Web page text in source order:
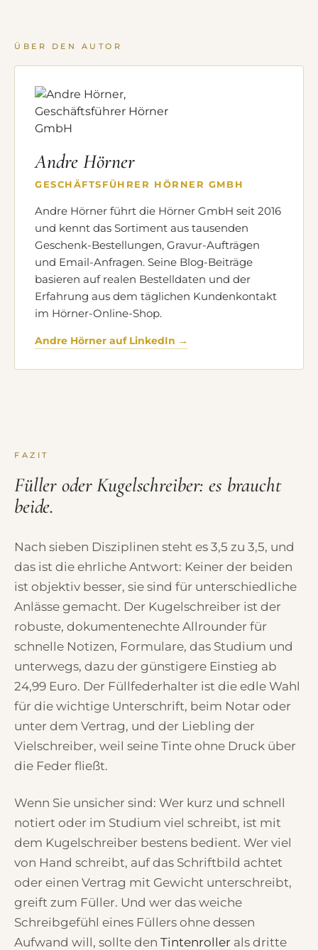
ÜBER DEN AUTOR
Andre Hörner
GESCHÄFTSFÜHRER HÖRNER GMBH
Andre Hörner führt die Hörner GmbH seit 2016
und kennt das Sortiment aus tausenden
Geschenk-Bestellungen, Gravur-Aufträgen
und Email-Anfragen. Seine Blog-Beiträge
basieren auf realen Bestelldaten und der
Erfahrung aus dem täglichen Kundenkontakt
im Hörner-Online-Shop.
Andre Hörner auf LinkedIn →
FAZIT
Füller oder Kugelschreiber: es braucht
beide.
Nach sieben Disziplinen steht es 3,5 zu 3,5, und
das ist die ehrliche Antwort: Keiner der beiden
ist objektiv besser, sie sind für unterschiedliche
Anlässe gemacht. Der Kugelschreiber ist der
robuste, dokumentenechte Allrounder für
schnelle Notizen, Formulare, das Studium und
unterwegs, dazu der günstigere Einstieg ab
24,99 Euro. Der Füllfederhalter ist die edle Wahl
für die wichtige Unterschrift, beim Notar oder
unter dem Vertrag, und der Liebling der
Vielschreiber, weil seine Tinte ohne Druck über
die Feder fließt.
Wenn Sie unsicher sind: Wer kurz und schnell
notiert oder im Studium viel schreibt, ist mit
dem Kugelschreiber bestens bedient. Wer viel
von Hand schreibt, auf das Schriftbild achtet
oder einen Vertrag mit Gewicht unterschreibt,
greift zum Füller. Und wer das weiche
Schreibgefühl eines Füllers ohne dessen
Aufwand will, sollte den Tintenroller als dritte